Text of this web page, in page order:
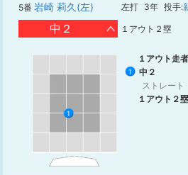
5番 岩崎 莉久(左) 左打 3年 投手:
中２ １アウト２塁
1
１アウト走
1
中２
ストレート
１アウト２塁